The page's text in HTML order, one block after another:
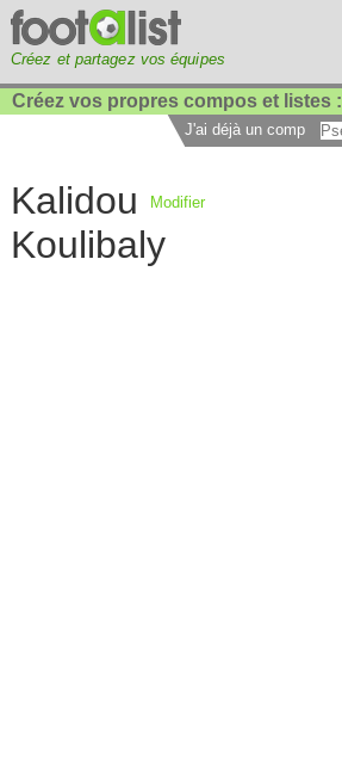
Créez et partagez vos équipes
Créez vos propres compos et listes :
J'ai déjà un compte :
Kalidou
Koulibaly
Modifier